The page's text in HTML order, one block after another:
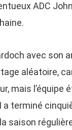
ADC
avec son
aléatoire,
mais l’équipe
a terminé
saison